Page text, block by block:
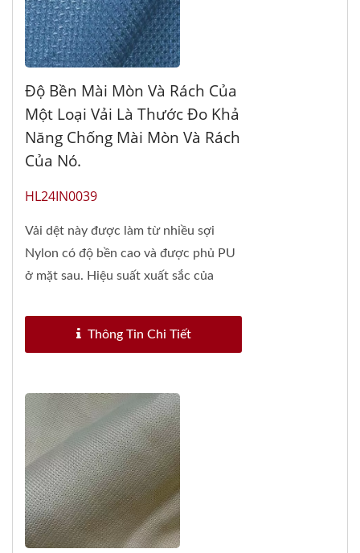
Độ Bền Mài Mòn Và Rách Của
Một Loại Vải Là Thước Đo Khả
Năng Chống Mài Mòn Và Rách
Của Nó.
HL24IN0039
Vải dệt này được làm từ nhiều sợi
Nylon có độ bền cao và được phủ PU
ở mặt sau. Hiệu suất xuất sắc của
Thông Tin Chi Tiết